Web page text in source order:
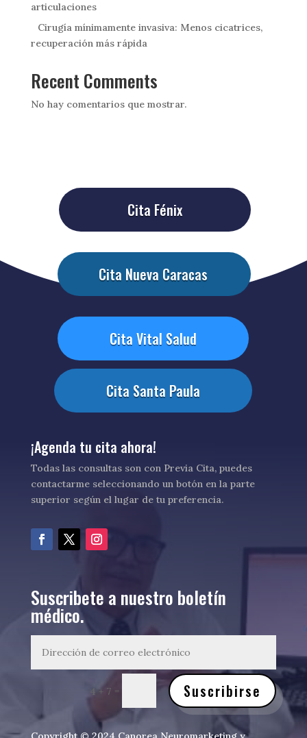
articulaciones
Cirugía mínimamente invasiva: Menos cicatrices,
recuperación más rápida
Recent Comments
No hay comentarios que mostrar.
Cita Fénix
Cita Nueva Caracas
Cita Vital Salud
Cita Santa Paula
¡Agenda tu cita ahora!
Todas las consultas son con Previa Cita, puedes
contactarme seleccionando un botón en la parte
superior según el lugar de tu preferencia.
Suscribete a nuestro boletín
médico.
4 + 7 = Suscribirse